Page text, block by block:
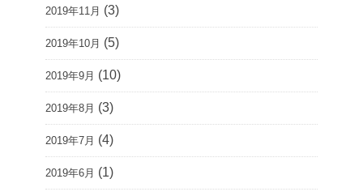
2019年11月 (3)
2019年10月 (5)
2019年9月 (10)
2019年8月 (3)
2019年7月 (4)
2019年6月 (1)